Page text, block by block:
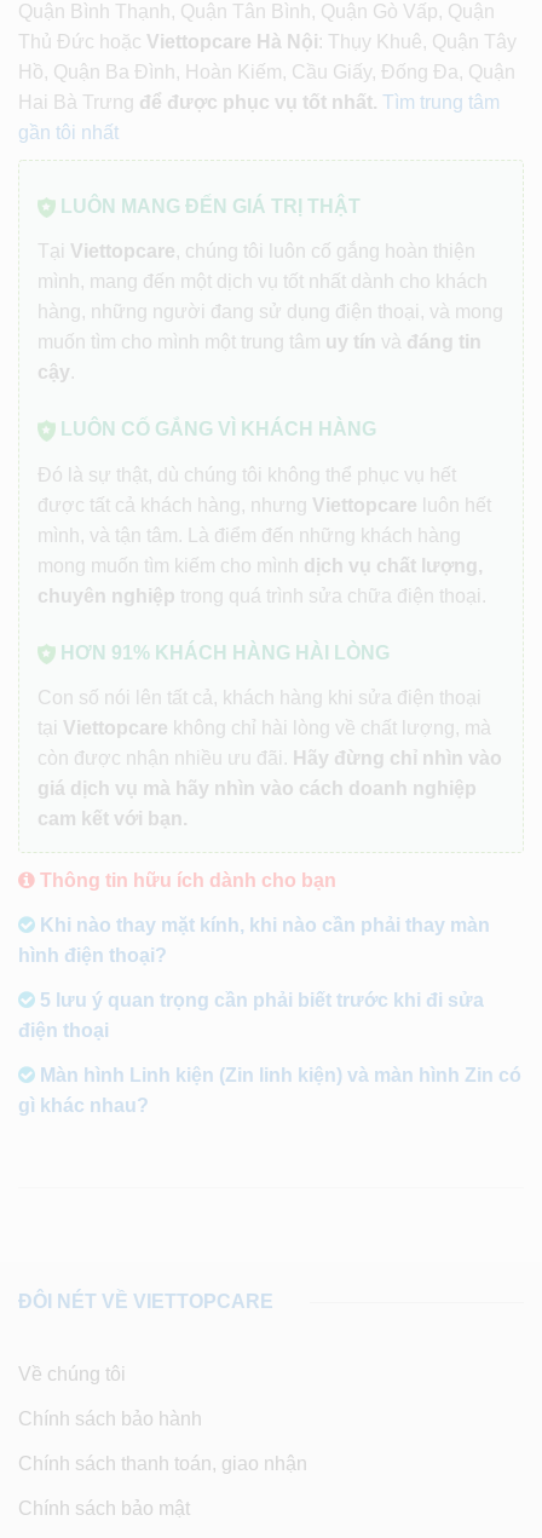
Quận Bình Thạnh, Quận Tân Bình, Quận Gò Vấp, Quận
Thủ Đức hoặc Viettopcare Hà Nội: Thụy Khuê, Quận Tây
Hồ, Quận Ba Đình, Hoàn Kiếm, Cầu Giấy, Đống Đa, Quận
Hai Bà Trưng để được phục vụ tốt nhất. Tìm trung tâm
gần tôi nhất
LUÔN MANG ĐẾN GIÁ TRỊ THẬT
Tại Viettopcare, chúng tôi luôn cố gắng hoàn thiện
mình, mang đến một dịch vụ tốt nhất dành cho khách
hàng, những người đang sử dụng điện thoại, và mong
muốn tìm cho mình một trung tâm uy tín và đáng tin
cậy.
LUÔN CỐ GẮNG VÌ KHÁCH HÀNG
Đó là sự thật, dù chúng tôi không thể phục vụ hết
được tất cả khách hàng, nhưng Viettopcare luôn hết
mình, và tận tâm. Là điểm đến những khách hàng
mong muốn tìm kiếm cho mình dịch vụ chất lượng,
chuyên nghiệp trong quá trình sửa chữa điện thoại.
HƠN 91% KHÁCH HÀNG HÀI LÒNG
Con số nói lên tất cả, khách hàng khi sửa điện thoại
tại Viettopcare không chỉ hài lòng về chất lượng, mà
còn được nhận nhiều ưu đãi. Hãy đừng chỉ nhìn vào
giá dịch vụ mà hãy nhìn vào cách doanh nghiệp
cam kết với bạn.
Thông tin hữu ích dành cho bạn
Khi nào thay mặt kính, khi nào cần phải thay màn
hình điện thoại?
5 lưu ý quan trọng cần phải biết trước khi đi sửa
điện thoại
Màn hình Linh kiện (Zin linh kiện) và màn hình Zin có
gì khác nhau?
ĐÔI NÉT VỀ VIETTOPCARE
Về chúng tôi
Chính sách bảo hành
Chính sách thanh toán, giao nhận
Chính sách bảo mật